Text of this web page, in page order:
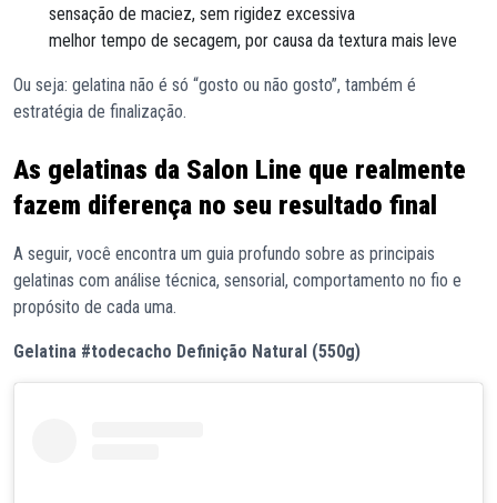
sensação de maciez, sem rigidez excessiva
melhor tempo de secagem, por causa da textura mais leve
Ou seja: gelatina não é só “gosto ou não gosto”, também é
estratégia de finalização.
As gelatinas da Salon Line que realmente
fazem diferença no seu resultado final
A seguir, você encontra um guia profundo sobre as principais
gelatinas com análise técnica, sensorial, comportamento no fio e
propósito de cada uma.
Gelatina #todecacho Definição Natural (550g)